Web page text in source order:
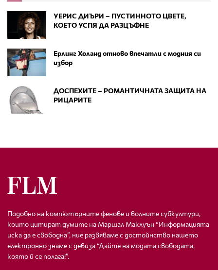
УЕРИС ДИЪРИ – ПУСТИННОТО ЦВЕТЕ,
КОЕТО УСПЯ ДА РАЗЦЪФНЕ
Ерлинг Холанд отново впечатли с модния си
избор
ДОСПЕХИТЕ – РОМАНТИЧНАТА ЗАЩИТА НА
РИЦАРИТЕ
Подобно на компютърните фенове и волните субкултури,
които цитират думите на Маршал Маклуън “Информацията
иска да е свободна”, ние развяваме с достойнство нашето
електронно знаме с девиза “Дайте на модата свободата,
която й се полага!”.